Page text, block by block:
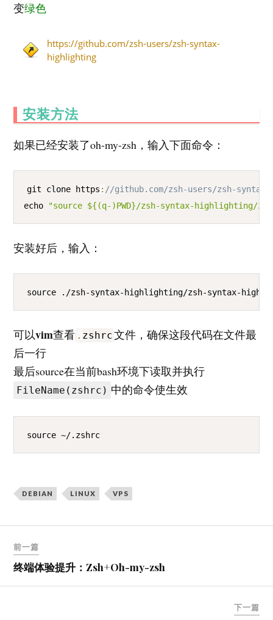
变绿色
https://github.com/zsh-users/zsh-syntax-
highlighting
安装方法
如果已经安装了oh-my-zsh，输入下面命令：
git clone https : //github.com/zsh-users/zsh-
echo "source ${(q-)PWD}/zsh-syntax-highlighting/
安装好后，输入：
source ./zsh-syntax-highlighting/zsh-syntax-
可以vim查看 . zshrc文件，确保这段代码在文件最
后一行
最后source在当前bash环境下读取并执行
FileName(zshrc) 中的命令使生效
source ~/.zshrc
DEBIAN LINUX VPS
章
导
前一篇
终端体验提升：Zsh+Oh-my-zsh
下一篇